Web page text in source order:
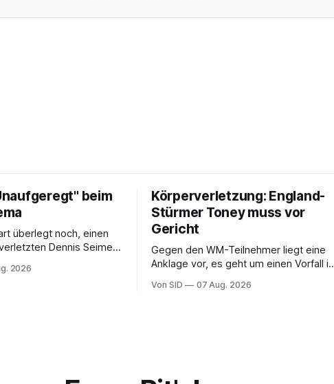
beim
überlegt noch, einen
Dennis Seimen
die Frage nach dem
2026
Körperverletzung: England-
Stürmer Toney muss vor
Gericht
Gegen den WM-Teilnehmer liegt eine
Anklage vor, es geht um einen Vorfall in
Von SID 07 Aug. 2026